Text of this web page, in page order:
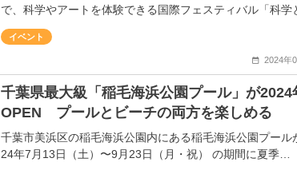
で、科学やアートを体験できる国際フェスティバル「科学
イベント
2024年
千葉県最大級「稲毛海浜公園プール」が2024
OPEN プールとビーチの両方を楽しめる
千葉市美浜区の稲毛海浜公園内にある稲毛海浜公園プール
24年7月13日（土）〜9月23日（月・祝） の期間に夏季…